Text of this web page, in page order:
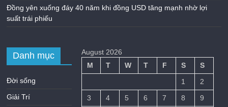
Đồng yên xuống đáy 40 năm khi đồng USD tăng mạnh nhờ lợi
suất trái phiếu
Danh mục
Đời sống
Giải Trí
August 2026
M
T W T F S
S
1
2
3
4 5 6 7 8
9